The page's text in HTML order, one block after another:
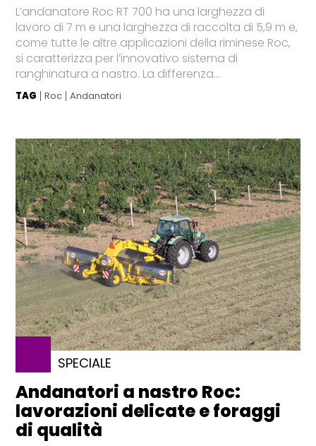
L’andanatore Roc RT 700 ha una larghezza di
lavoro di 7 m e una larghezza di raccolta di 5,9 m e,
come tutte le altre applicazioni della riminese Roc,
si caratterizza per l’innovativo sistema di
ranghinatura a nastro. La differenza...
TAG Roc Andanatori
SPECIALE
Andanatori a nastro Roc:
lavorazioni delicate e foraggi
di qualità